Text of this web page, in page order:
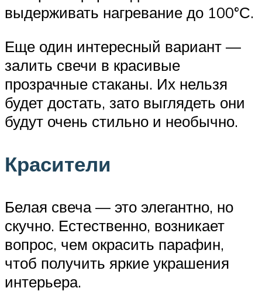
выдерживать нагревание до 100°С.
Еще один интересный вариант —
залить свечи в красивые
прозрачные стаканы. Их нельзя
будет достать, зато выглядеть они
будут очень стильно и необычно.
Красители
Белая свеча — это элегантно, но
скучно. Естественно, возникает
вопрос, чем окрасить парафин,
чтоб получить яркие украшения
интерьера.